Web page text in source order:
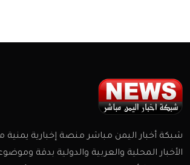
شبكة أخبار اليمن مباشر منصة إخبارية
الأخبار المحلية والعربية والدولية بدقة